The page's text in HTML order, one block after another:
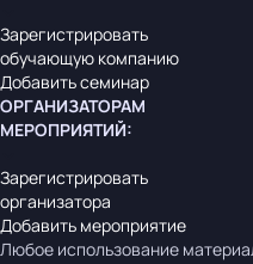
Зарегистрировать
обучающую компанию
Добавить семинар
ОРГАНИЗАТОРАМ
МЕРОПРИЯТИЙ:
Зарегистрировать
организатора
Добавить мероприятие
Любое использование